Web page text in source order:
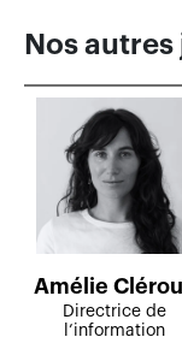
Nos
Amélie
Directrice de
l’information